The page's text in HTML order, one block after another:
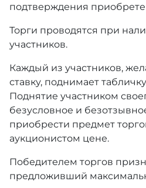
подтверждения
Торги проводятся при
участников.
Каждый из участников,
ставку, поднимает
Поднятие участником
безусловное и
приобрести предмет
аукционистом цене.
Победителем торгов
предложивший